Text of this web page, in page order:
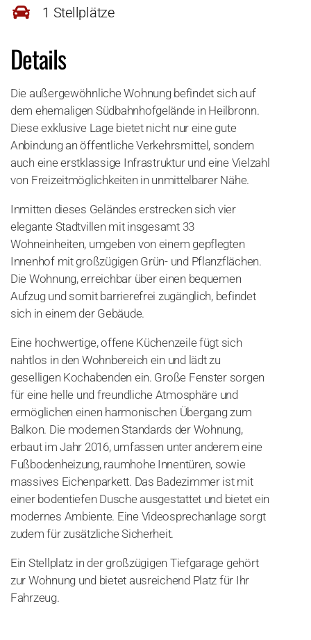
1 Stellplätze
Details
Die außergewöhnliche Wohnung befindet sich auf
dem ehemaligen Südbahnhofgelände in Heilbronn.
Diese exklusive Lage bietet nicht nur eine gute
Anbindung an öffentliche Verkehrsmittel, sondern
auch eine erstklassige Infrastruktur und eine Vielzahl
von Freizeitmöglichkeiten in unmittelbarer Nähe.
Inmitten dieses Geländes erstrecken sich vier
elegante Stadtvillen mit insgesamt 33
Wohneinheiten, umgeben von einem gepflegten
Innenhof mit großzügigen Grün- und Pflanzflächen.
Die Wohnung, erreichbar über einen bequemen
Aufzug und somit barrierefrei zugänglich, befindet
sich in einem der Gebäude.
Eine hochwertige, offene Küchenzeile fügt sich
nahtlos in den Wohnbereich ein und lädt zu
geselligen Kochabenden ein. Große Fenster sorgen
für eine helle und freundliche Atmosphäre und
ermöglichen einen harmonischen Übergang zum
Balkon. Die modernen Standards der Wohnung,
erbaut im Jahr 2016, umfassen unter anderem eine
Fußbodenheizung, raumhohe Innentüren, sowie
massives Eichenparkett. Das Badezimmer ist mit
einer bodentiefen Dusche ausgestattet und bietet ein
modernes Ambiente. Eine Videosprechanlage sorgt
zudem für zusätzliche Sicherheit.
Ein Stellplatz in der großzügigen Tiefgarage gehört
zur Wohnung und bietet ausreichend Platz für Ihr
Fahrzeug.